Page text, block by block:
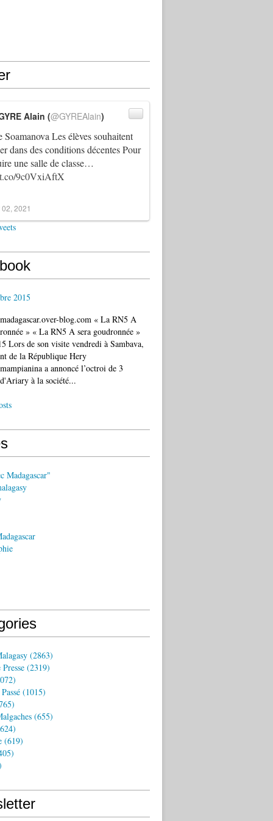
Soamanova Les élèves souhaitent
dans des conditions décentes Pour
une salle de classe…
9c0VxiAftX
Alain (@GYREAlain)
2021
2015
blog.com « La RN5 A
» « La RN5 A sera goudronnée »
Lors de son visite vendredi à Sambava,
de la République Hery
a annoncé l’octroi de 3
à la société...
Madagascar"
(2863)
(2319)
(1015)
(655)
(619)